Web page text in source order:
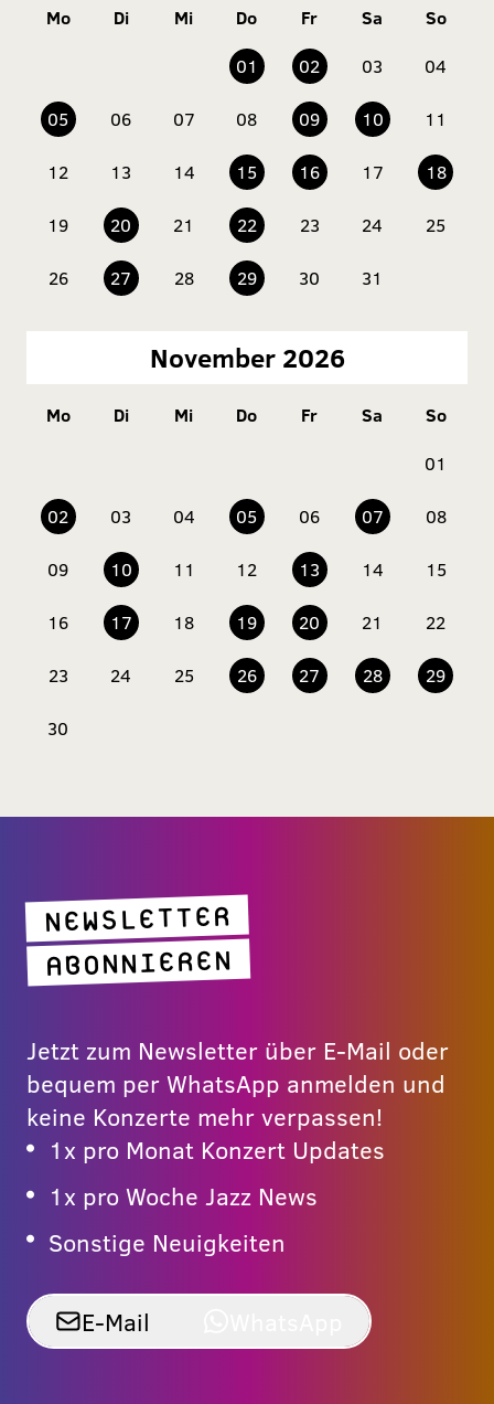
Mo Di Mi Do Fr Sa So
01 02 03 04
05 06 07 08 09 10 11
12 13 14 15 16 17 18
19 20 21 22 23 24 25
26 27 28 29 30 31
November 2026
Mo Di Mi Do Fr Sa So
01
02 03 04 05 06 07 08
09 10 11 12 13 14 15
16 17 18 19 20 21 22
23 24 25 26 27 28 29
30
NEWSLETTER
ABONNIEREN
Jetzt zum Newsletter über E-Mail oder
bequem per WhatsApp anmelden und
keine Konzerte mehr verpassen!
1x pro Monat Konzert Updates
1x pro Woche Jazz News
Sonstige Neuigkeiten
E-Mail